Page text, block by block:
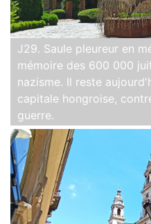
J29. Saule pleureur en
mémoire des 600 000
nazisme. Il reste
capitale hongroise,
guerre.